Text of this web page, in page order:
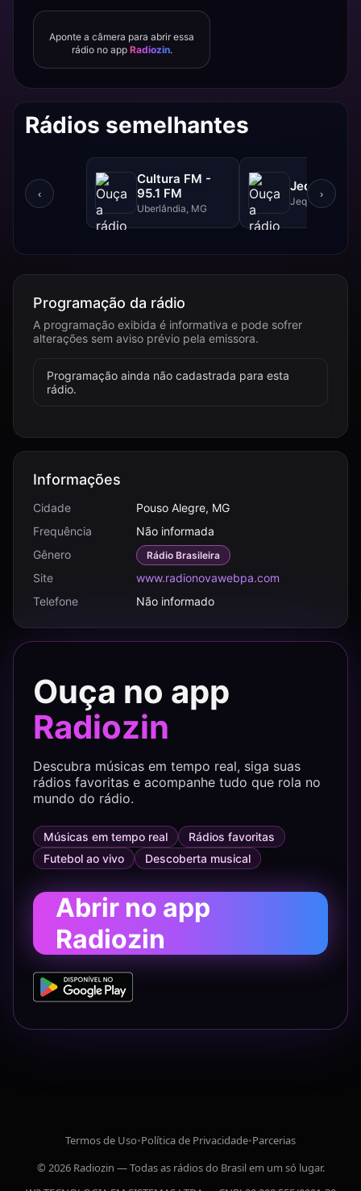
Aponte a câmera para abrir essa
rádio no app Radiozin.
Rádios semelhantes
‹
Cultura FM -
95.1 FM
Uberlândia, MG
Jequitibá
Jequitibá, MG
›
Programação da rádio
A programação exibida é informativa e pode sofrer
alterações sem aviso prévio pela emissora.
Programação ainda não cadastrada para esta
rádio.
Informações
Cidade
Pouso Alegre, MG
Frequência
Não informada
Gênero
Rádio Brasileira
Site
www.radionovawebpa.com
Telefone
Não informado
Ouça no app
Radiozin
Descubra músicas em tempo real, siga suas
rádios favoritas e acompanhe tudo que rola no
mundo do rádio.
Músicas em tempo real
Rádios favoritas
Futebol ao vivo
Descoberta musical
Abrir no app
Radiozin
Termos de Uso•Política de Privacidade•Parcerias
© 2026 Radiozin — Todas as rádios do Brasil em um só lugar.